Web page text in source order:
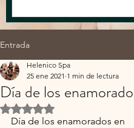
Entrada
Día de los
Helenico Spa
25 ene 2021 1 min de lectura
Obtuvo NaN de 5 estrellas.
Día de los enamorados en